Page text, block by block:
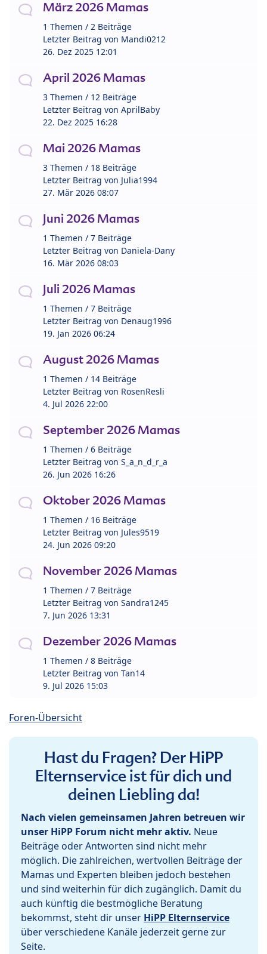
März 2026 Mamas
1 Themen / 2 Beiträge
Letzter Beitrag von Mandi0212
26. Dez 2025 12:01
April 2026 Mamas
3 Themen / 12 Beiträge
Letzter Beitrag von AprilBaby
22. Dez 2025 16:28
Mai 2026 Mamas
3 Themen / 18 Beiträge
Letzter Beitrag von Julia1994
27. Mär 2026 08:07
Juni 2026 Mamas
1 Themen / 7 Beiträge
Letzter Beitrag von Daniela-Dany
16. Mär 2026 08:03
Juli 2026 Mamas
1 Themen / 7 Beiträge
Letzter Beitrag von Denaug1996
19. Jan 2026 06:24
August 2026 Mamas
1 Themen / 14 Beiträge
Letzter Beitrag von RosenResli
4. Jul 2026 22:00
September 2026 Mamas
1 Themen / 6 Beiträge
Letzter Beitrag von S_a_n_d_r_a
26. Jun 2026 16:26
Oktober 2026 Mamas
1 Themen / 16 Beiträge
Letzter Beitrag von Jules9519
24. Jun 2026 09:20
November 2026 Mamas
1 Themen / 7 Beiträge
Letzter Beitrag von Sandra1245
7. Jun 2026 13:31
Dezember 2026 Mamas
1 Themen / 8 Beiträge
Letzter Beitrag von Tan14
9. Jul 2026 15:03
Foren-Übersicht
Hast du Fragen? Der HiPP
Elternservice ist für dich und
deinen Liebling da!
Nach vielen gemeinsamen Jahren betreuen wir
unser HiPP Forum nicht mehr aktiv. Neue
Beiträge oder Antworten sind nicht mehr
möglich. Die zahlreichen, wertvollen Beiträge der
Mamas und Experten bleiben jedoch bestehen
und sind weiterhin für dich zugänglich. Damit du
auch künftig die bestmögliche Beratung
bekommst, steht dir unser HiPP Elternservice
über verschiedene Kanäle jederzeit gerne zur
Seite.